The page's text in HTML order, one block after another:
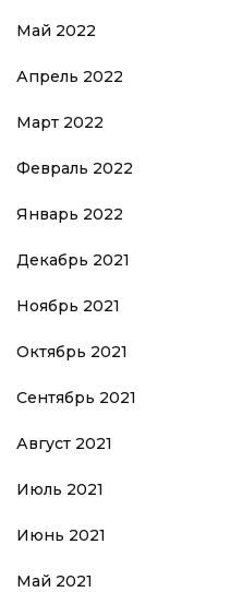
Май 2022
Апрель 2022
Март 2022
Февраль 2022
Январь 2022
Декабрь 2021
Ноябрь 2021
Октябрь 2021
Сентябрь 2021
Август 2021
Июль 2021
Июнь 2021
Май 2021